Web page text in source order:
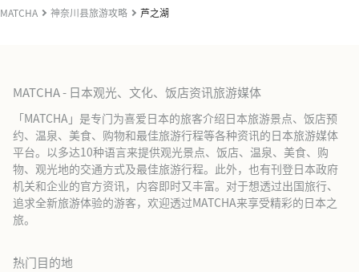
MATCHA 神奈川县旅游攻略 芦之湖
MATCHA - 日本观光、文化、饭店资讯旅游媒体
「MATCHA」是专门为喜爱日本的旅客介绍日本旅游景点、饭店预
约、温泉、美食、购物和最佳旅游行程等各种资讯的日本旅游媒体
平台。以多达10种语言来提供观光景点、饭店、温泉、美食、购
物、观光地的交通方式及最佳旅游行程。此外，也有刊登日本政府
机关和企业的官方资讯，内容即时又丰富。对于想透过出国旅行、
追求全新旅游体验的游客，欢迎透过MATCHA来享受精彩的日本之
旅。
热门目的地